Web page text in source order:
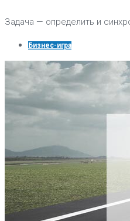
Задача — определить и
Бизнес-игра